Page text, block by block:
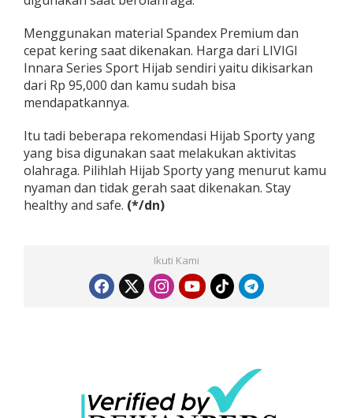
Menggunakan material Spandex Premium dan
cepat kering saat dikenakan. Harga dari LIVIGI
Innara Series Sport Hijab sendiri yaitu dikisarkan
dari Rp 95,000 dan kamu sudah bisa
mendapatkannya.
Itu tadi beberapa rekomendasi Hijab Sporty yang
yang bisa digunakan saat melakukan aktivitas
olahraga. Pilihlah Hijab Sporty yang menurut kamu
nyaman dan tidak gerah saat dikenakan. Stay
healthy and safe. (*/dn)
Ikuti Kami